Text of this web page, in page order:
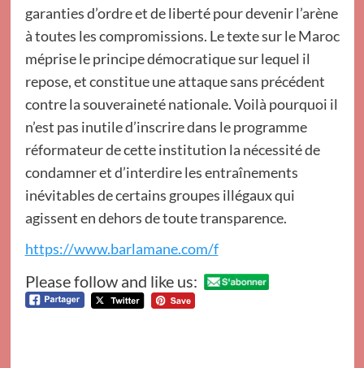
garanties d’ordre et de liberté pour devenir l’arène
à toutes les compromissions. Le texte sur le Maroc
méprise le principe démocratique sur lequel il
repose, et constitue une attaque sans précédent
contre la souveraineté nationale. Voilà pourquoi il
n’est pas inutile d’inscrire dans le programme
réformateur de cette institution la nécessité de
condamner et d’interdire les entraînements
inévitables de certains groupes illégaux qui
agissent en dehors de toute transparence.
https://www.barlamane.com/f
Please follow and like us: